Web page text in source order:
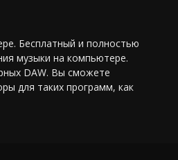
Бесплатный и полностью
музыки на компьютере.
DAW. Вы сможете
для таких программ, как